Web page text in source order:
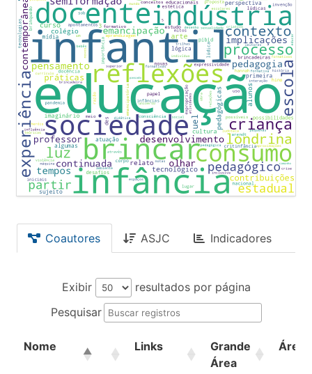
Coautores ASJC Indicadores
Exibir
resultados por página
Pesquisar
Nome Links
Grande
Área
Área